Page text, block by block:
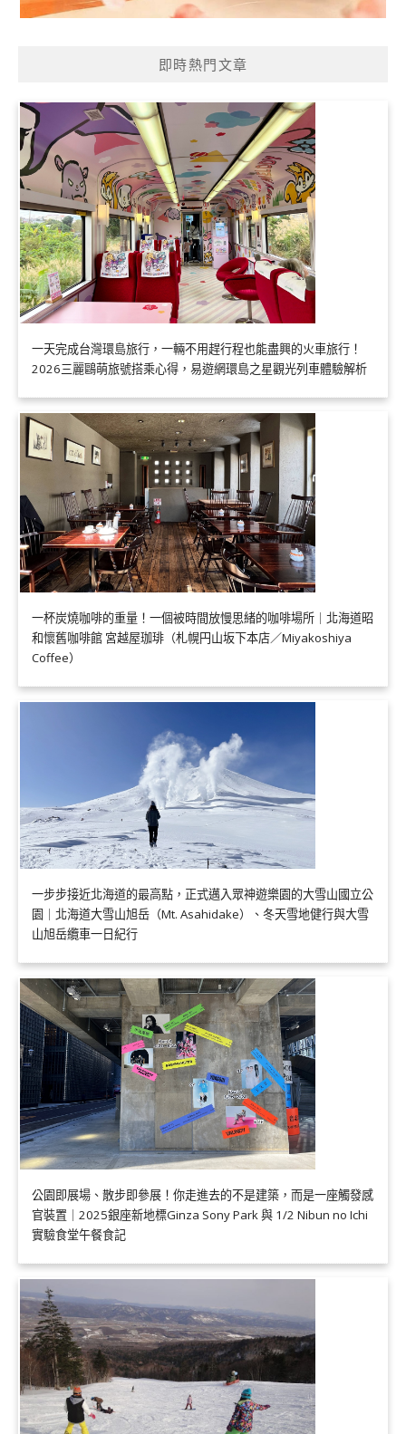
即時熱門文章
一天完成台灣環島旅行，一輛不用趕行程也能盡興的火車旅行！
2026三麗鷗萌旅號搭乘心得，易遊網環島之星觀光列車體驗解析
一杯炭燒咖啡的重量！一個被時間放慢思緒的咖啡場所｜北海道昭
和懷舊咖啡館 宮越屋珈琲（札幌円山坂下本店／Miyakoshiya
Coffee）
一步步接近北海道的最高點，正式邁入眾神遊樂園的大雪山國立公
園｜北海道大雪山旭岳（Mt. Asahidake）、冬天雪地健行與大雪
山旭岳纜車一日紀行
公園即展場、散步即參展！你走進去的不是建築，而是一座觸發感
官裝置｜2025銀座新地標Ginza Sony Park 與 1/2 Nibun no Ichi
實驗食堂午餐食記